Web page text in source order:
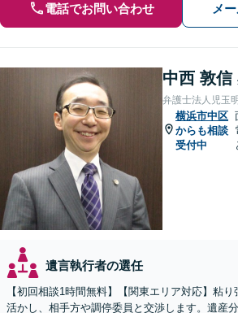
電話でお問い合わせ メ
中西 敦信
弁護士法人児玉
横浜市中区
からも相談
受付中
遺言執行者の選任
【初回相談1時間無料】【関東エリア対応】粘
活かし、相手方や調停委員と交渉します。遺産